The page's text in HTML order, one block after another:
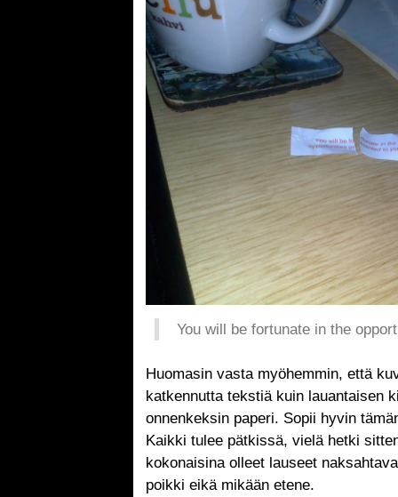
You will be fortunate in the
Huomasin vasta myöhemmin, että
katkennutta tekstiä kuin lauantaisen
onnenkeksin paperi. Sopii hyvin
Kaikki tulee pätkissä, vielä hetki
kokonaisina olleet lauseet
poikki eikä mikään etene.